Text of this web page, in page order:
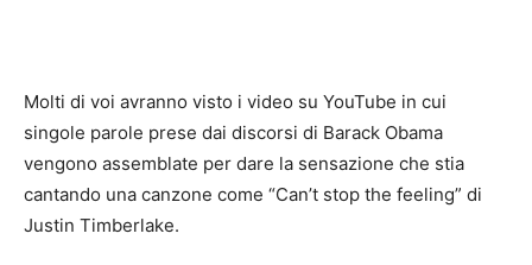
Molti di voi avranno visto i video su YouTube in cui
singole parole prese dai discorsi di Barack Obama
vengono assemblate per dare la sensazione che stia
cantando una canzone come “Can’t stop the feeling” di
Justin Timberlake.